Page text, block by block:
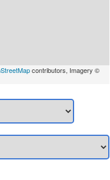
contributors, Imagery ©